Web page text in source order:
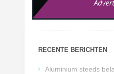
RECENTE BERICHTEN
Aluminium steeds